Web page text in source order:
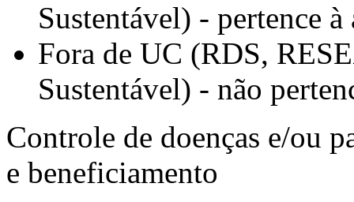
Sustentável) - pertence
Fora de UC (RDS,
Sustentável) - não
Controle de doenças e/ou
e beneficiamento